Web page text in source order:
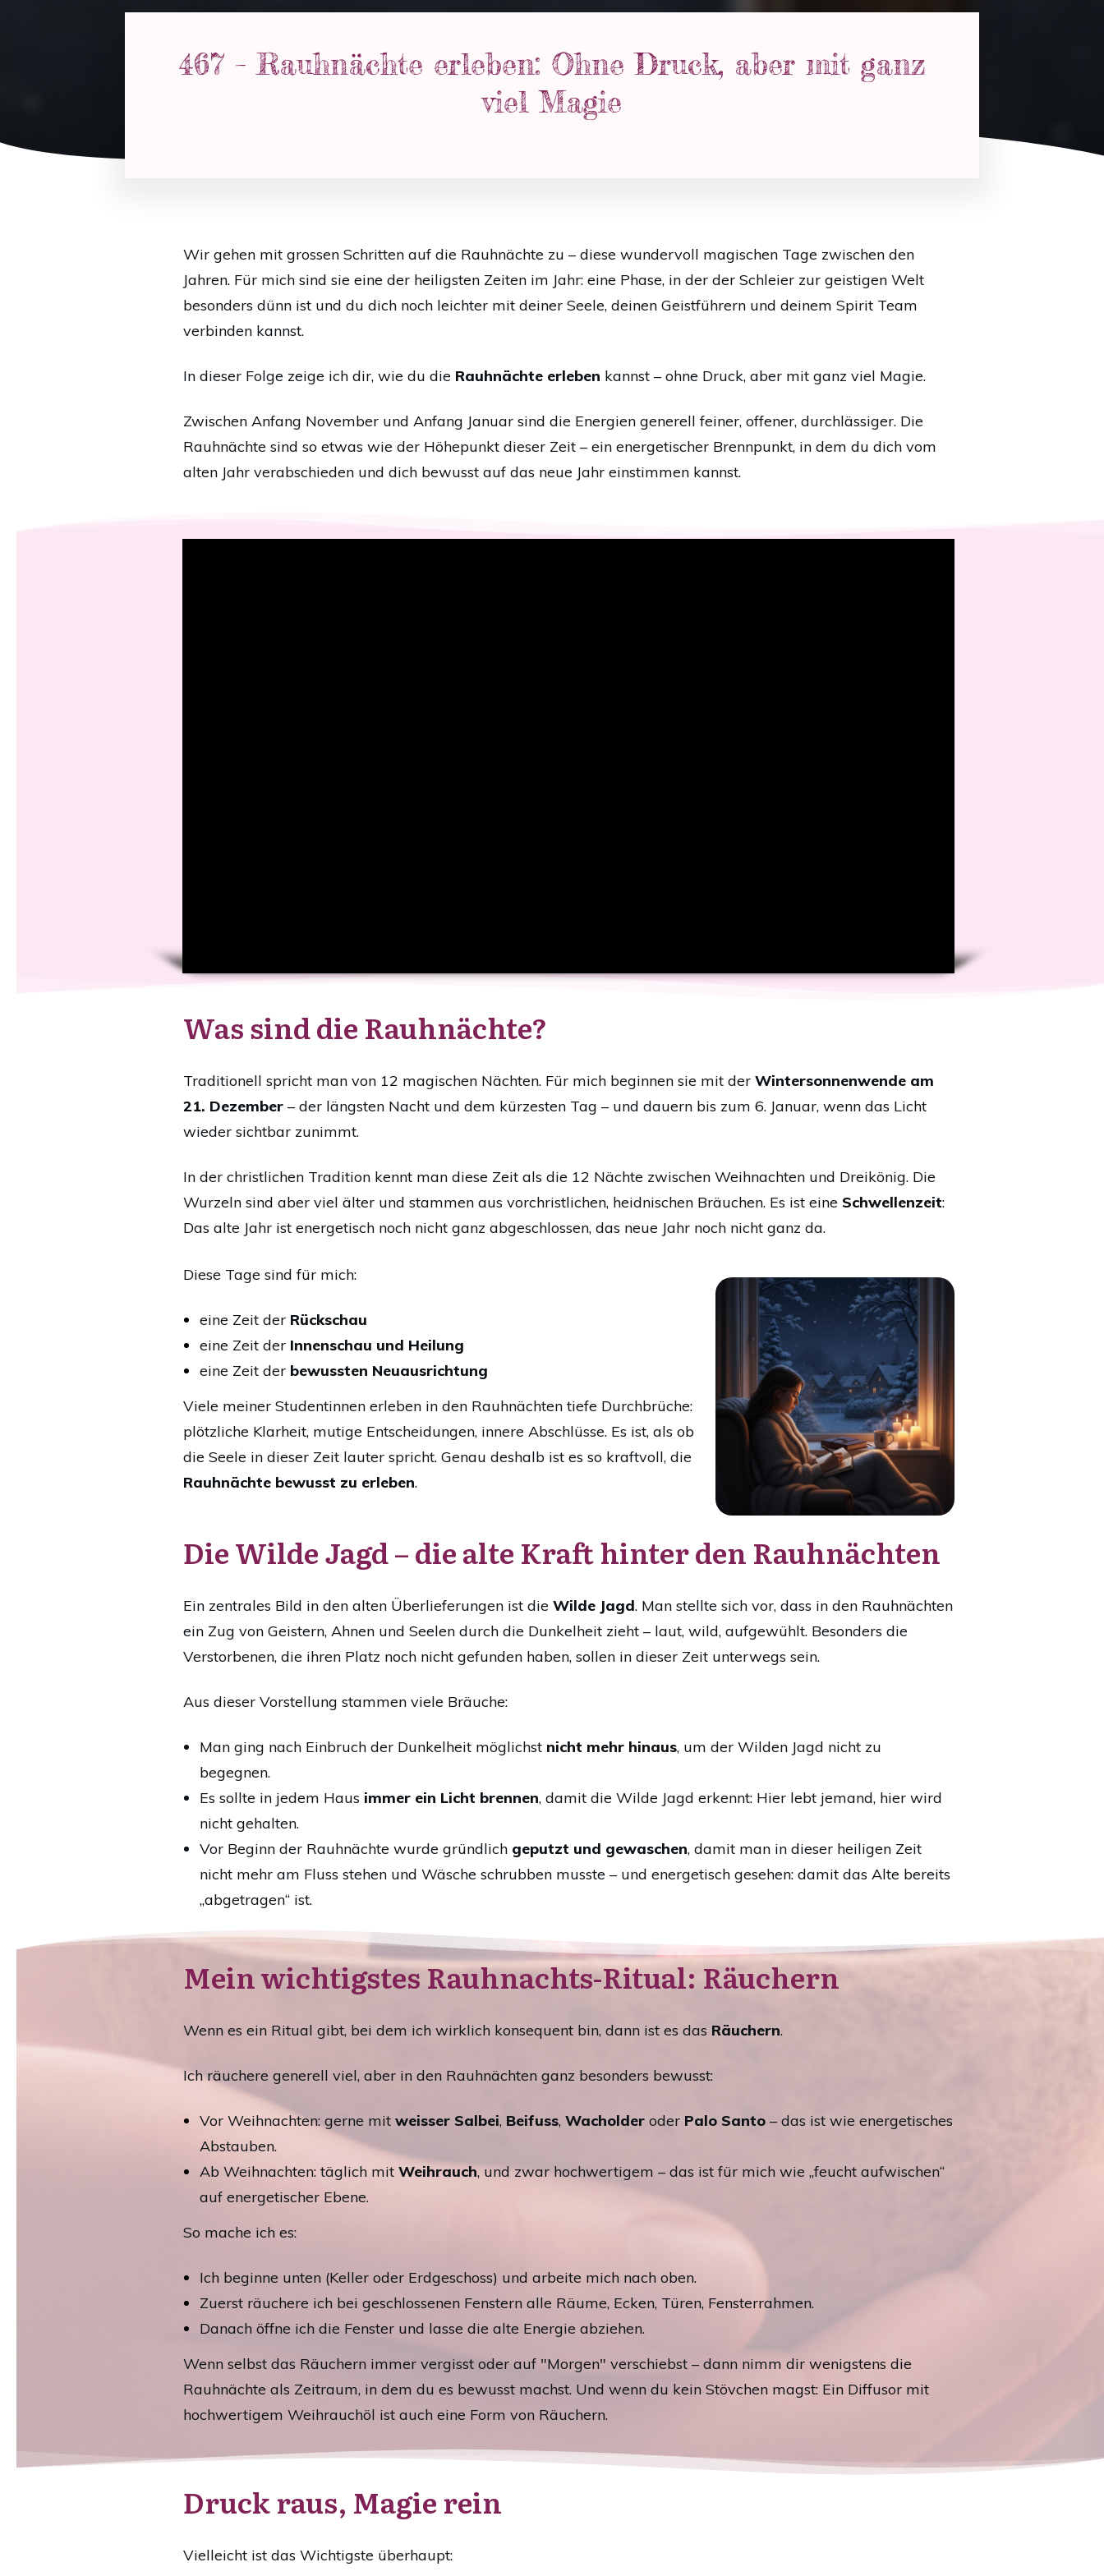
467 – Rauhnächte erleben: Ohne Druck, aber mit ganz
viel Magie
Wir gehen mit grossen Schritten auf die Rauhnächte zu – diese wundervoll magischen Tage zwischen den
Jahren. Für mich sind sie eine der heiligsten Zeiten im Jahr: eine Phase, in der der Schleier zur geistigen Welt
besonders dünn ist und du dich noch leichter mit deiner Seele, deinen Geistführern und deinem Spirit Team
verbinden kannst.
In dieser Folge zeige ich dir, wie du die Rauhnächte erleben kannst – ohne Druck, aber mit ganz viel Magie.
Zwischen Anfang November und Anfang Januar sind die Energien generell feiner, offener, durchlässiger. Die
Rauhnächte sind so etwas wie der Höhepunkt dieser Zeit – ein energetischer Brennpunkt, in dem du dich vom
alten Jahr verabschieden und dich bewusst auf das neue Jahr einstimmen kannst.
Was sind die Rauhnächte?
Traditionell spricht man von 12 magischen Nächten. Für mich beginnen sie mit der Wintersonnenwende am
21. Dezember – der längsten Nacht und dem kürzesten Tag – und dauern bis zum 6. Januar, wenn das Licht
wieder sichtbar zunimmt.
In der christlichen Tradition kennt man diese Zeit als die 12 Nächte zwischen Weihnachten und Dreikönig. Die
Wurzeln sind aber viel älter und stammen aus vorchristlichen, heidnischen Bräuchen. Es ist eine Schwellenzeit:
Das alte Jahr ist energetisch noch nicht ganz abgeschlossen, das neue Jahr noch nicht ganz da.
Diese Tage sind für mich:
eine Zeit der Rückschau
eine Zeit der Innenschau und Heilung
eine Zeit der bewussten Neuausrichtung
Viele meiner Studentinnen erleben in den Rauhnächten tiefe Durchbrüche:
plötzliche Klarheit, mutige Entscheidungen, innere Abschlüsse. Es ist, als ob
die Seele in dieser Zeit lauter spricht. Genau deshalb ist es so kraftvoll, die
Rauhnächte bewusst zu erleben.
Die Wilde Jagd – die alte Kraft hinter den Rauhnächten
Ein zentrales Bild in den alten Überlieferungen ist die Wilde Jagd. Man stellte sich vor, dass in den Rauhnächten
ein Zug von Geistern, Ahnen und Seelen durch die Dunkelheit zieht – laut, wild, aufgewühlt. Besonders die
Verstorbenen, die ihren Platz noch nicht gefunden haben, sollen in dieser Zeit unterwegs sein.
Aus dieser Vorstellung stammen viele Bräuche:
Man ging nach Einbruch der Dunkelheit möglichst nicht mehr hinaus, um der Wilden Jagd nicht zu
begegnen.
Es sollte in jedem Haus immer ein Licht brennen, damit die Wilde Jagd erkennt: Hier lebt jemand, hier wird
nicht gehalten.
Vor Beginn der Rauhnächte wurde gründlich geputzt und gewaschen, damit man in dieser heiligen Zeit
nicht mehr am Fluss stehen und Wäsche schrubben musste – und energetisch gesehen: damit das Alte bereits
„abgetragen“ ist.
Mein wichtigstes Rauhnachts-Ritual: Räuchern
Wenn es ein Ritual gibt, bei dem ich wirklich konsequent bin, dann ist es das Räuchern.
Ich räuchere generell viel, aber in den Rauhnächten ganz besonders bewusst:
Vor Weihnachten: gerne mit weisser Salbei, Beifuss, Wacholder oder Palo Santo – das ist wie energetisches
Abstauben.
Ab Weihnachten: täglich mit Weihrauch, und zwar hochwertigem – das ist für mich wie „feucht aufwischen“
auf energetischer Ebene.
So mache ich es:
Ich beginne unten (Keller oder Erdgeschoss) und arbeite mich nach oben.
Zuerst räuchere ich bei geschlossenen Fenstern alle Räume, Ecken, Türen, Fensterrahmen.
Danach öffne ich die Fenster und lasse die alte Energie abziehen.
Wenn selbst das Räuchern immer vergisst oder auf "Morgen" verschiebst – dann nimm dir wenigstens die
Rauhnächte als Zeitraum, in dem du es bewusst machst. Und wenn du kein Stövchen magst: Ein Diffusor mit
hochwertigem Weihrauchöl ist auch eine Form von Räuchern.
Druck raus, Magie rein
Vielleicht ist das Wichtigste überhaupt: